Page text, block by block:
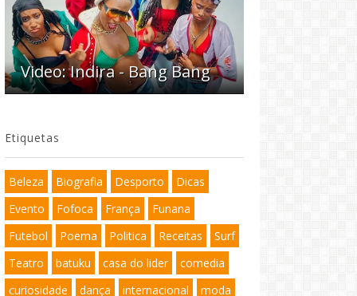
Video: Indira - Bang Bang
Etiquetas
Beleza Biografia Desporto
Dicas
Evento
Fofoca França
Funana
Futebol
Poema Politica Receitas
Surf
Teatro
batuku casa do lider
comedia
curiosidade
dança internacional
moda